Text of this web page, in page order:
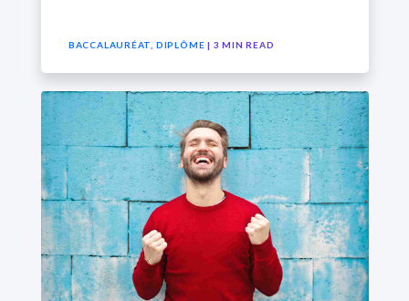
BACCALAURÉAT DIPLÔME | 3 MIN READ